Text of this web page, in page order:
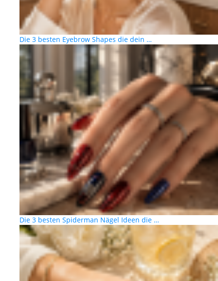
Die 3 besten Eyebrow Shapes die dein …
Die 3 besten Spiderman Nägel Ideen die …